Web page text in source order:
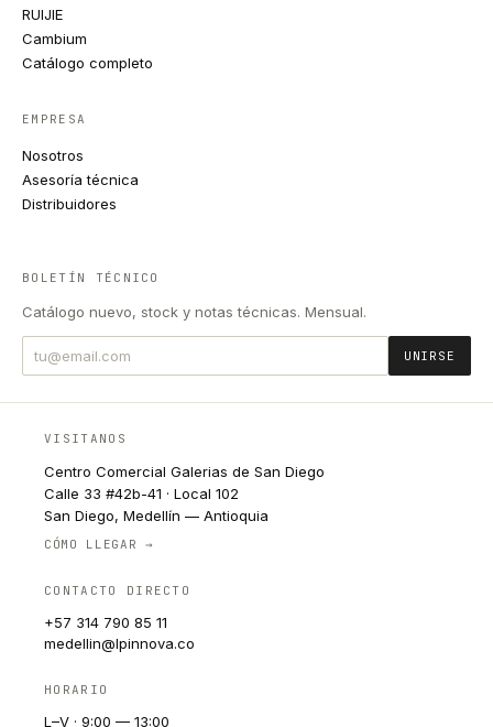
RUIJIE
Cambium
Catálogo completo
EMPRESA
Nosotros
Asesoría técnica
Distribuidores
BOLETÍN TÉCNICO
Catálogo nuevo, stock y notas técnicas. Mensual.
UNIRSE
VISITANOS
Centro Comercial Galerias de San Diego
Calle 33 #42b-41 · Local 102
San Diego, Medellín — Antioquia
CÓMO LLEGAR →
CONTACTO DIRECTO
+57 314 790 85 11
medellin@lpinnova.co
HORARIO
L–V · 9:00 — 13:00